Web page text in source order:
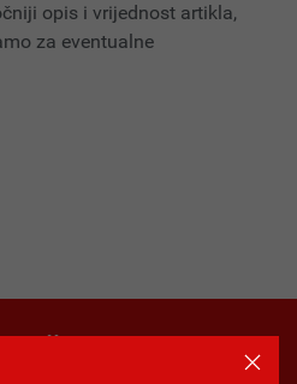
opis i vrijednost artikla,
za eventualne
vrijeme!